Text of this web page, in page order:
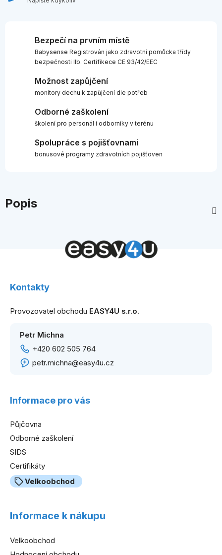
Bezpečí na prvním místě
Babysense Registrován jako zdravotní pomůcka třídy
bezpečnosti IIb. Certifikece CE 93/42/EEC
Možnost zapůjčení
monitory dechu k zapůjčení dle potřeb
Odborné zaškolení
školení pro personál i odborníky v terénu
Spolupráce s pojišťovnami
bonusové programy zdravotních pojišťoven
Popis
Kontakty
Provozovatel obchodu EASY4U s.r.o.
Petr Michna
+420 602 505 764
petr.michna@easy4u.cz
Informace pro vás
Půjčovna
Odborné zaškolení
SIDS
Certifikáty
Velkoobchod
Informace k nákupu
Velkoobchod